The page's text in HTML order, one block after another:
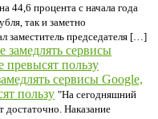
44,6 процента с начала года
так и заметно
заместитель председателя […]
сервисы Google,
пользу "На сегодняшний
достаточно. Наказание